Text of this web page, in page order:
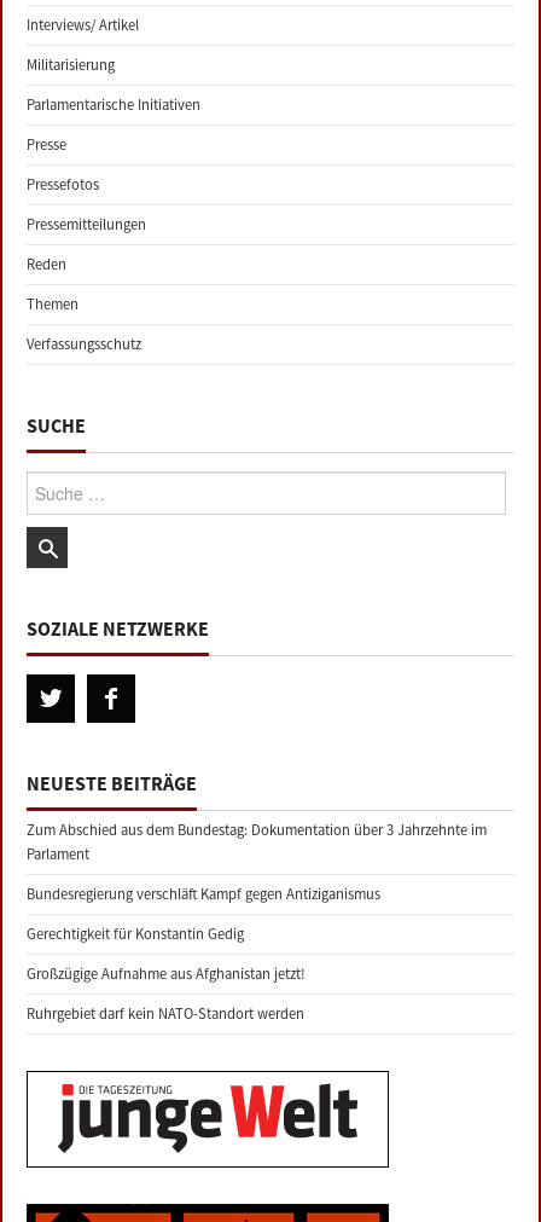
Interviews/ Artikel
Militarisierung
Parlamentarische Initiativen
Presse
Pressefotos
Pressemitteilungen
Reden
Themen
Verfassungsschutz
SUCHE
Suche:
SOZIALE NETZWERKE
NEUESTE BEITRÄGE
Zum Abschied aus dem Bundestag: Dokumentation über 3 Jahrzehnte im
Parlament
Bundesregierung verschläft Kampf gegen Antiziganismus
Gerechtigkeit für Konstantin Gedig
Großzügige Aufnahme aus Afghanistan jetzt!
Ruhrgebiet darf kein NATO-Standort werden